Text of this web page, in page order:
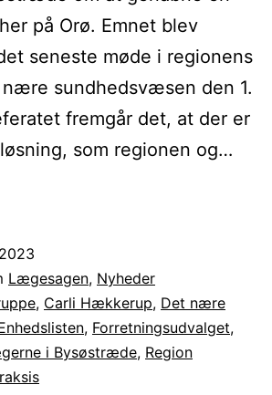
på Orø. Emnet blev
seneste møde i regionens
sundhedsvæsen den 1.
fremgår det, at der er
som regionen og…
Lægesagen, Nyheder
, Carli Hækkerup, Det nære
, Forretningsudvalget,
i Bysøstræde, Region